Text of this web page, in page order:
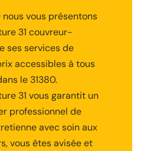
nous vous présentons
31 couvreur-
ses services de
accessibles à tous
le 31380.
31 vous garantit un
professionnel de
avec soin aux
vous êtes avisée et